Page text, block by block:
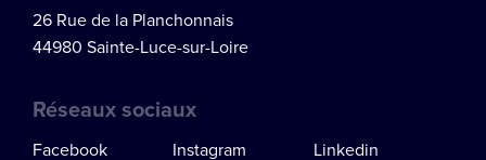
Réseaux sociaux
Facebook Instagram
Linkedin
26 Rue de la Planchonnais
44980 Sainte-Luce-sur-Loire